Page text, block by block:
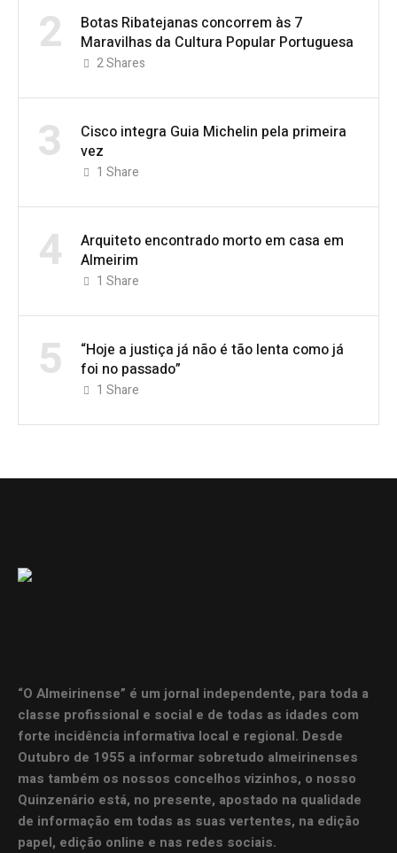
2
Botas Ribatejanas concorrem às 7
Maravilhas da Cultura Popular Portuguesa
2Shares
3
Cisco integra Guia Michelin pela primeira
vez
1 Share
4
Arquiteto encontrado morto em casa em
Almeirim
1 Share
5
“Hoje a justiça já não é tão lenta como já
foi no passado”
1 Share
“O Almeirinense” é um jornal independente, para toda a
classe profissional e social e de todas as idades com
forte incidência informativa local e regional. Desde
Outubro de 1955 a informar sobretudo almeirinenses
mas também os nossos concelhos vizinhos, o nosso
Quinzenário está, no presente, apostado na qualidade
de informação em todas as suas vertentes, na edição
papel, edição online e nas redes sociais.